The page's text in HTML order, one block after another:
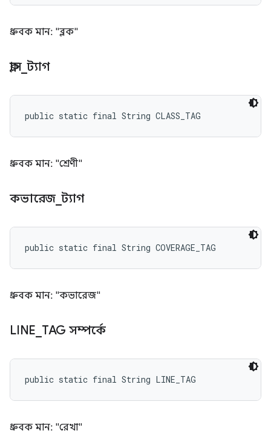
ধ্রুবক মান: "ব্লক"
ক্লাস_ট্যাগ
public static final String CLASS_TAG
ধ্রুবক মান: "শ্রেণী"
কভারেজ _ট্যাগ
public static final String COVERAGE_TAG
ধ্রুবক মান: "কভারেজ"
LINE TAG সম্পর্কে
public static final String LINE_TAG
ধ্রুবক মান: "রেখা"